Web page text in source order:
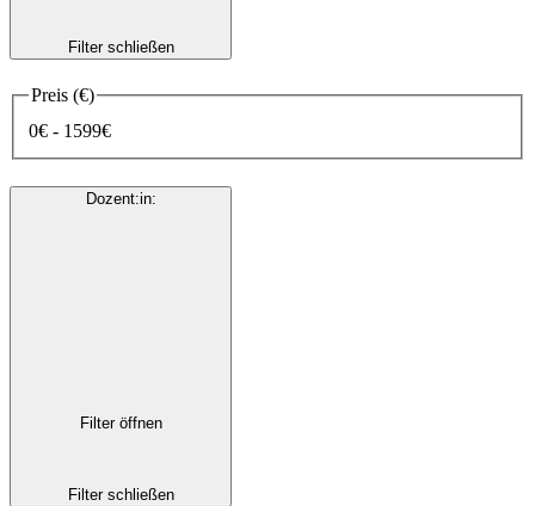
Filter schließen
Preis (€)
0€ - 1599€
Dozent:in:
Filter öffnen
Filter schließen